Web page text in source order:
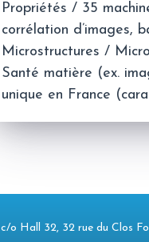
Propriétés / 35
corrélation d’images,
Microstructures /
Santé matière (ex.
unique en France
c/o Hall 32, 32 rue du Clos